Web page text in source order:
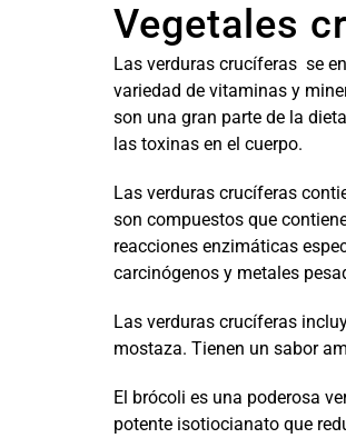
Vegetales
Las verduras crucíferas se
variedad de vitaminas y
son una gran parte de la
las toxinas en el cuerpo.
Las verduras crucíferas
son compuestos que
reacciones enzimáticas
carcinógenos y metales
Las verduras crucíferas
mostaza. Tienen un sabor
El brócoli es una poderosa
potente isotiocianato que